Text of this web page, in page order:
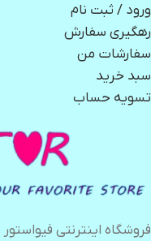
ورود / ثبت نام
رهگیری سفارش
سفارشات من
سبد خرید
تسویه حساب